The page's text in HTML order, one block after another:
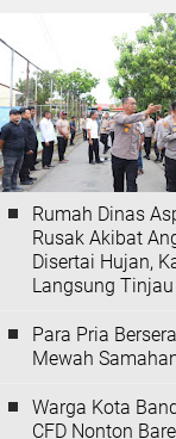
Rumah Dinas
Rusak Akibat
Disertai Hujan,
Langsung
Para Pria
Mewah
Warga Kota
CFD Nonton